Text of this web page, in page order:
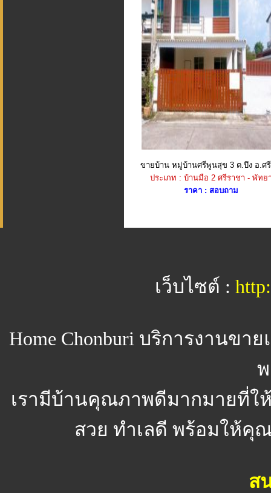
ขายบ้าน หมู่บ้านศรีพูนสุข 3 ต.บึง อ.ศ
ประเภท : บ้านมือ 2 ศรีราชา - พัทย
ราคา : สอบถาม
เว็บไซต์ :
Home Chonburi บริการงานขา
เรามีบ้านคุณภาพดีมากมายที่ใ
สวย ทำเลดี พร้อมให้คุ
ส